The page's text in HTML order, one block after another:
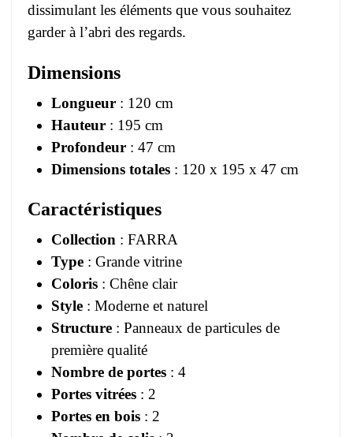
dissimulant les éléments que vous souhaitez
garder à l’abri des regards.
Dimensions
Longueur : 120 cm
Hauteur : 195 cm
Profondeur : 47 cm
Dimensions totales : 120 x 195 x 47 cm
Caractéristiques
Collection : FARRA
Type : Grande vitrine
Coloris : Chêne clair
Style : Moderne et naturel
Structure : Panneaux de particules de
première qualité
Nombre de portes : 4
Portes vitrées : 2
Portes en bois : 2